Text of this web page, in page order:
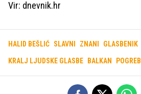
Vir: dnevnik.hr
HALID BEŠLIĆ SLAVNI ZNANI GLASBENIK
KRALJ LJUDSKE GLASBE BALKAN POGREB